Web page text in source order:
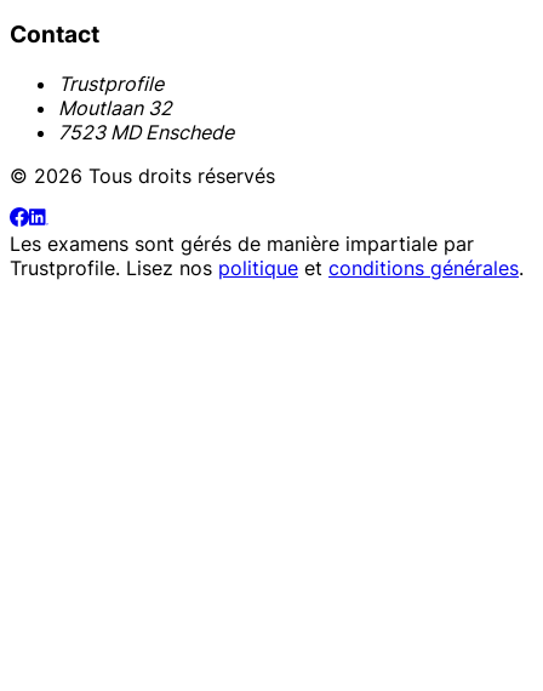
Contact
Trustprofile
Moutlaan 32
7523 MD Enschede
© 2026 Tous droits réservés
Les examens sont gérés de manière impartiale par
Trustprofile. Lisez nos politique et conditions générales.